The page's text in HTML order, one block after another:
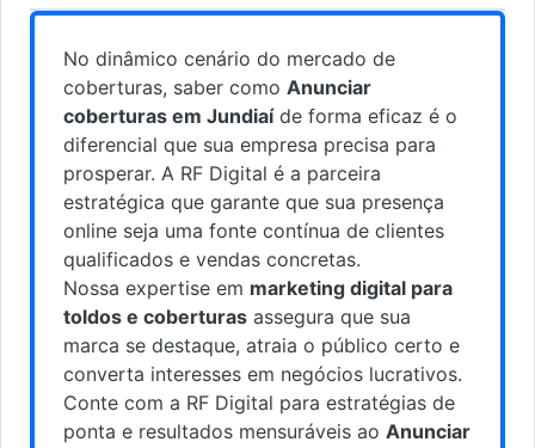
No dinâmico cenário do mercado de
coberturas, saber como Anunciar
coberturas em Jundiaíde forma eficaz é o
diferencial que sua empresa precisa para
prosperar. A RF Digital é a parceira
estratégica que garante que sua presença
online seja uma fonte contínua de clientes
qualificados e vendas concretas.
Nossa expertise em marketing digital para
toldos e coberturas assegura que sua
marca se destaque, atraia o público certo e
converta interesses em negócios lucrativos.
Conte com a RF Digital para estratégias de
ponta e resultados mensuráveis ao Anunciar